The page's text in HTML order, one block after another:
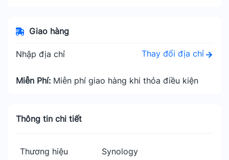
Giao hàng
Nhập địa chỉ Thay đổi địa chỉ
Miễn Phí: Miễn phí giao hàng khi thỏa điều kiện
Thông tin chi tiết
Thương hiệu Synology